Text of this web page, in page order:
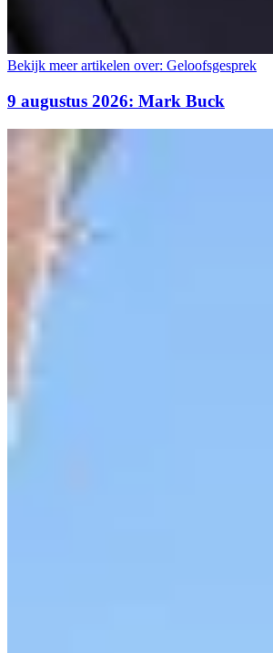
Bekijk meer artikelen over: Geloofsgesprek
9 augustus 2026: Mark Buck